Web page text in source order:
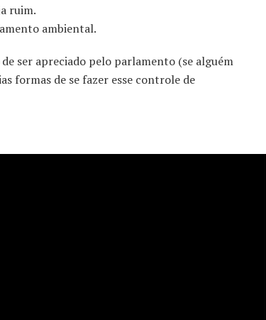
ruim.
ambiental.
ser apreciado pelo parlamento (se alguém
formas de se fazer esse controle de